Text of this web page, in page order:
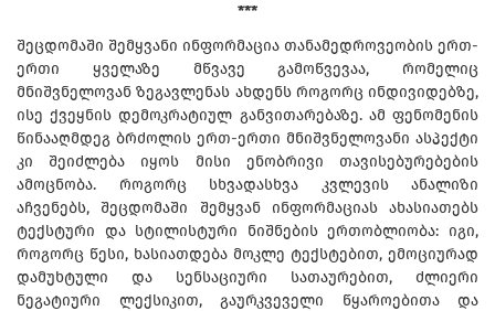
***
შეცდომაში შემყვანი ინფორმაცია თანამედროვეობის ერთ-
ერთი ყველაზე მწვავე გამოწვევაა, რომელიც
მნიშვნელოვან ზეგავლენას ახდენს როგორც ინდივიდებზე,
ისე ქვეყნის დემოკრატიულ განვითარებაზე. ამ ფენომენის
წინააღმდეგ ბრძოლის ერთ-ერთი მნიშვნელოვანი ასპექტი
კი შეიძლება იყოს მისი ენობრივი თავისებურებების
ამოცნობა. როგორც სხვადასხვა კვლევის ანალიზი
აჩვენებს, შეცდომაში შემყვან ინფორმაციას ახასიათებს
ტექსტური და სტილისტური ნიშნების ერთობლიობა: იგი,
როგორც წესი, ხასიათდება მოკლე ტექსტებით, ემოციურად
დამუხტული და სენსაციური სათაურებით, ძლიერი
ნეგატიური ლექსიკით, გაურკვეველი წყაროებითა და